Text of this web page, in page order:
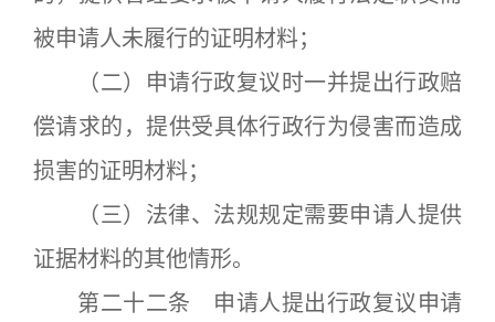
被申请人未履行的证明材料；
（二）申请行政复议时一并提出行政赔
偿请求的，提供受具体行政行为侵害而造成
损害的证明材料；
（三）法律、法规规定需要申请人提供
证据材料的其他情形。
第二十二条 申请人提出行政复议申请